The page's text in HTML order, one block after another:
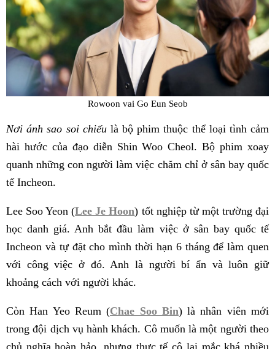
Rowoon vai Go Eun Seob
Nơi ánh sao soi chiếulà bộ phim thuộc thể loại tình cảm
hài hước của đạo diễn Shin Woo Cheol. Bộ phim xoay
quanh những con người làm việc chăm chỉ ở sân bay quốc
tế Incheon.
Lee Soo Yeon (Lee Je Hoon) tốt nghiệp từ một trường đại
học danh giá. Anh bắt đầu làm việc ở sân bay quốc tế
Incheon và tự đặt cho mình thời hạn 6 tháng để làm quen
với công việc ở đó. Anh là người bí ẩn và luôn giữ
khoảng cách với người khác.
Còn Han Yeo Reum (Chae Soo Bin) là nhân viên mới
trong đội dịch vụ hành khách. Cô muốn là một người theo